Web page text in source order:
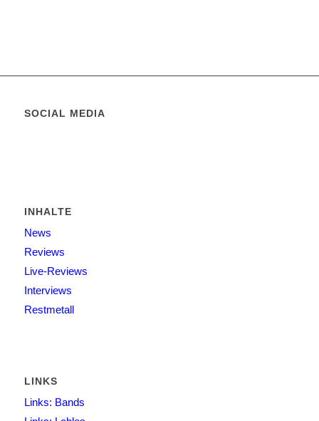
SOCIAL MEDIA
INHALTE
News
Reviews
Live-Reviews
Interviews
Restmetall
LINKS
Links: Bands